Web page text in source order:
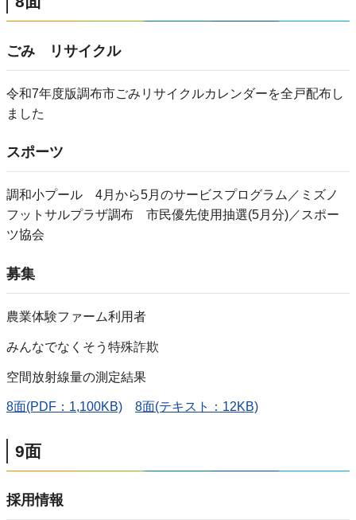
ごみ リサイクル
令和7年度版調布市ごみリサイクルカレンダーを全戸配布し
ました
スポーツ
調和小プール 4月から5月のサービスプログラム／ミズノ
フットサルプラザ調布 市民優先使用抽選(5月分)／スポー
ツ協会
募集
農業体験ファーム利用者
みんなでなくそう特殊詐欺
空間放射線量の測定結果
8面(PDF：1,100KB) 8面(テキスト：12KB)
9面
採用情報